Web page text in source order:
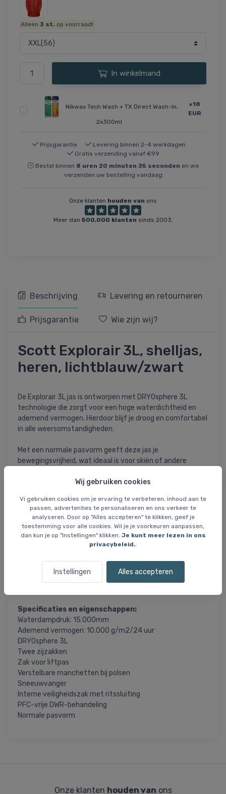
Wij gebruiken cookies
Vi gebruiken cookies om je ervaring te verbeteren, inhoud aan te
passen, advertenties te personaliseren en ons verkeer te
analyseren. Door op "Alles accepteren" te klikken, geef je
toestemming voor alle cookies. Wil je je voorkeuren aanpassen,
dan kun je op "Instellingen" klikken. Je kunt meer lezen in ons
privacybeleid.
Instellingen Alles accepteren
Alleen3 st. op voorraad!
In winkelmand
Nikwax Tech Wash + TX Direct Wash-In,
2x300ml
+18
EUR
Prijsgarantie
Levering binnen 2-4 werkdagen
Gratis verzending vanaf €99
Bestel binnen 8 uren 20 minuten 35 seconden en we
verzenden uw bestelling vandaag
Onze klanten houden van ons
Meer dan 500,000 klanten sinds 2003.
Beschrijving Levering en retourneren
Prijsgarantie Wie zijn wij?
Scott Explorair 3L, shelljas,
heren, lichtblauw/zwart
De Explorair 3L jas is ontworpen met DRYOsphere 3L
technologie die zorgt voor een hoge waterdichtheid en
ademend vermogen. Hierdoor blijf je droog en comfortabel
in alle weersomstandigheden.
Met een normale pasvorm geeft deze jas je
bewegingsvrijheid, wat ideaal is voor skiën of andere
polsen zorgen voor een pasvorm op maat.
De jas is voorzien van verschillende zakken, waaronder
twee zijzakken, een liftpaszakje en een binnenzak. Deze
zakken bieden handige opbergruimte voor je waardevolle
spullen.
vrije DWR-behandeling zorgt voor waterafstotendheid op
een milieuvriendelijke manier. Deze jas is de voor de hand
Specificaties en eigenschappen:
Waterdampdruk: 15.000mm
Ademend vermogen: 10.000 g/m2/24 uur
DRYOsphere 3L
Twee zijzakken
Zak voor liftpas
Verstelbare manchetten bij polsen
Sneeuwvanger
Interne veiligheidszak met ritssluiting
PFC-vrije DWR-behandeling
Normale pasvorm
Onze klanten houden van ons